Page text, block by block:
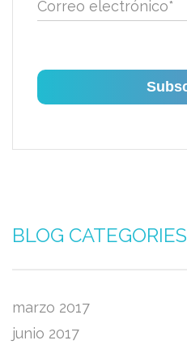
Correo electrónico*
BLOG CATEGORIES
marzo 2017
junio 2017